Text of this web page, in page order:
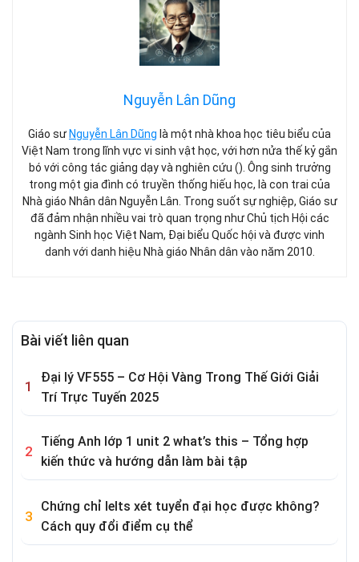
Nguyễn Lân Dũng
Giáo sư Nguyễn Lân Dũng là một nhà khoa học tiêu biểu của
Việt Nam trong lĩnh vực vi sinh vật học, với hơn nửa thế kỷ gắn
bó với công tác giảng dạy và nghiên cứu (). Ông sinh trưởng
trong một gia đình có truyền thống hiếu học, là con trai của
Nhà giáo Nhân dân Nguyễn Lân. Trong suốt sự nghiệp, Giáo sư
đã đảm nhận nhiều vai trò quan trọng như Chủ tịch Hội các
ngành Sinh học Việt Nam, Đại biểu Quốc hội và được vinh
danh với danh hiệu Nhà giáo Nhân dân vào năm 2010.
Bài viết liên quan
Đại lý VF555 – Cơ Hội Vàng Trong Thế Giới Giải
Trí Trực Tuyến 2025
Tiếng Anh lớp 1 unit 2 what’s this – Tổng hợp
kiến thức và hướng dẫn làm bài tập
Chứng chỉ Ielts xét tuyển đại học được không?
Cách quy đổi điểm cụ thể